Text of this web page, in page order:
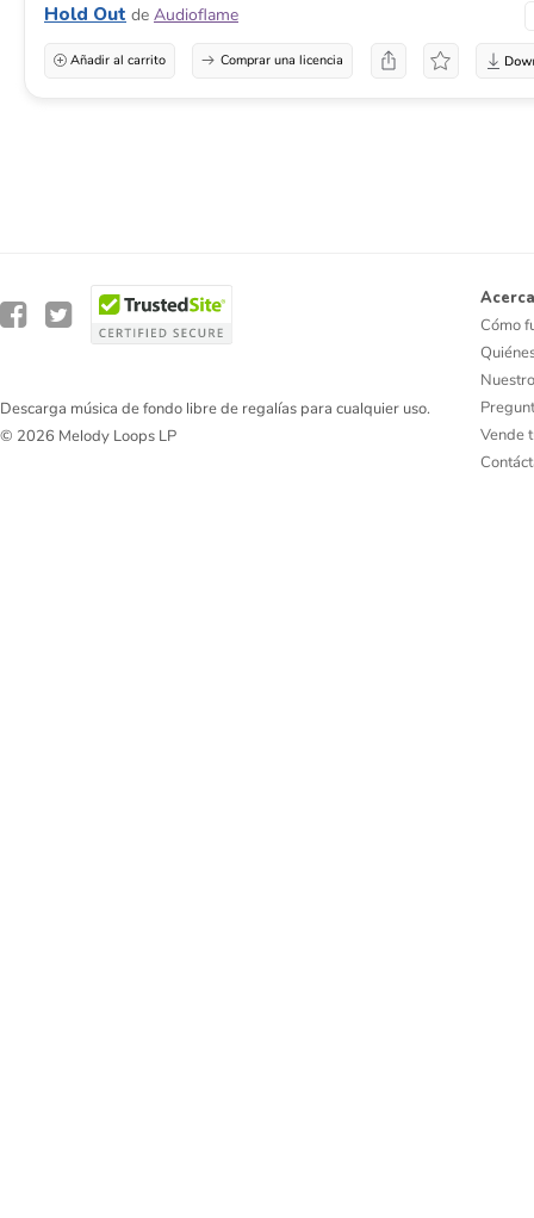
Hold Out de Audioflame
Añadir al carrito Comprar una licencia
Descarga música de fondo libre de regalías para cualquier uso.
© 2026 Melody Loops LP
Cómo
Vende